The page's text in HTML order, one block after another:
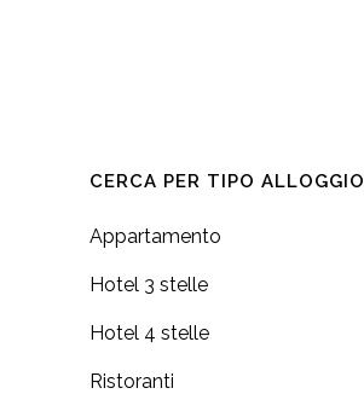
CERCA PER TIPO ALLOGGIO
Appartamento
Hotel 3 stelle
Hotel 4 stelle
Ristoranti